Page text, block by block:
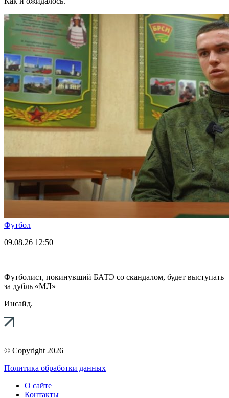
Футбол
09.08.26 12:50
Футболист, покинувший БАТЭ со скандалом, будет выступать
за дубль «МЛ»
Инсайд.
© Copyright 2026
Политика обработки данных
О сайте
Контакты